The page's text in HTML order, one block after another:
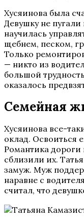
Хусяинова была
Девушку не
научилась
щебнем, песком,
Только
— никто из
большой
оказалось
Семейная
Хусяинова все-
оклад. Освоиться
Романтика дороги
сблизили их.
замуж. Муж
наравне с
считал, что